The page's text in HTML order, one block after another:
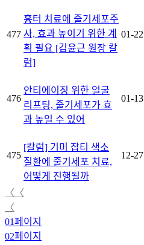
477
흉터 치료에 줄기세포주
사, 효과 높이기 위한 계
획 필요 [김윤근 원장 칼
럼]
01-22
476
안티에이징 위한 얼굴
리프팅, 줄기세포가 효
과 높일 수 있어
01-13
475
[칼럼] 기미 잡티 색소
질환에 줄기세포 치료,
어떻게 진행될까
12-27
〈〈
〈
01페이지
02페이지